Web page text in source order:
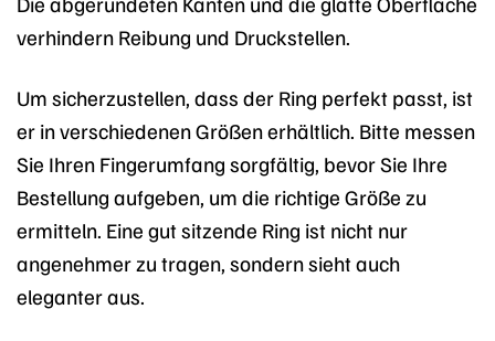
verhindern Reibung und Druckstellen.
Um sicherzustellen, dass der Ring perfekt passt, ist
er in verschiedenen Größen erhältlich. Bitte messen
Sie Ihren Fingerumfang sorgfältig, bevor Sie Ihre
Bestellung aufgeben, um die richtige Größe zu
ermitteln. Eine gut sitzende Ring ist nicht nur
angenehmer zu tragen, sondern sieht auch
eleganter aus.